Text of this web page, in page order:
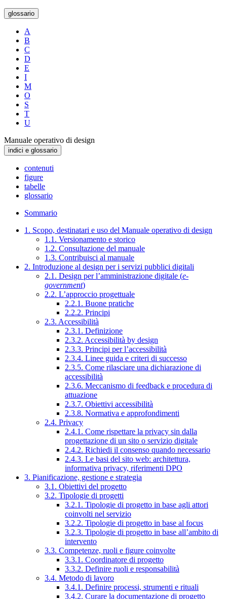
glossario
A
B
C
D
E
I
M
O
S
T
U
Manuale operativo di design
indici e glossario
contenuti
figure
tabelle
glossario
Sommario
1. Scopo, destinatari e uso del Manuale operativo di design
1.1. Versionamento e storico
1.2. Consultazione del manuale
1.3. Contribuisci al manuale
2. Introduzione al design per i servizi pubblici digitali
2.1. Design per l’amministrazione digitale (e-
government)
2.2. L’approccio progettuale
2.2.1. Buone pratiche
2.2.2. Principi
2.3. Accessibilità
2.3.1. Definizione
2.3.2. Accessibilità by design
2.3.3. Principi per l’accessibilità
2.3.4. Linee guida e criteri di successo
2.3.5. Come rilasciare una dichiarazione di
accessibilità
2.3.6. Meccanismo di feedback e procedura di
attuazione
2.3.7. Obiettivi accessibilità
2.3.8. Normativa e approfondimenti
2.4. Privacy
2.4.1. Come rispettare la privacy sin dalla
progettazione di un sito o servizio digitale
2.4.2. Richiedi il consenso quando necessario
2.4.3. Le basi del sito web: architettura,
informativa privacy, riferimenti DPO
3. Pianificazione, gestione e strategia
3.1. Obiettivi del progetto
3.2. Tipologie di progetti
3.2.1. Tipologie di progetto in base agli attori
coinvolti nel servizio
3.2.2. Tipologie di progetto in base al focus
3.2.3. Tipologie di progetto in base all’ambito di
intervento
3.3. Competenze, ruoli e figure coinvolte
3.3.1. Coordinatore di progetto
3.3.2. Definire ruoli e responsabilità
3.4. Metodo di lavoro
3.4.1. Definire processi, strumenti e rituali
3.4.2. Curare la documentazione di progetto